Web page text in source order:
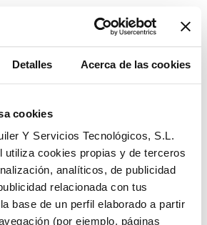
Detalles Acerca de las cookies
cookies
Y Servicios Tecnológicos, S.L.
utiliza cookies propias y de terceros
analíticos, de publicidad
relacionada con tus
base de un perfil elaborado a partir
(por ejemplo, páginas
directos o indirectos no incluidos.
para clientes de
, sujeto a la
conforme a las condiciones de la
suscrito con la compañía de seguros Allianz,
sufrir retrasos en función de la
plenamente con el ofrecido, pudiendo
ej. el color.
a previo estudio, valoración y concesión por
y Baleares hasta el 31/08/26.